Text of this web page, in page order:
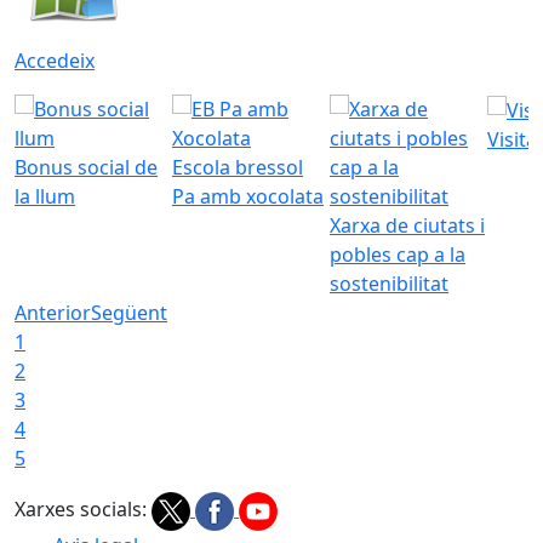
Accedeix
Bonus social de
la llum
Escola bressol
Pa amb xocolata
Xarxa de ciutats i
pobles cap a la
sostenibilitat
Visita
AnteriorSegüent
1
2
3
4
5
Xarxes socials: